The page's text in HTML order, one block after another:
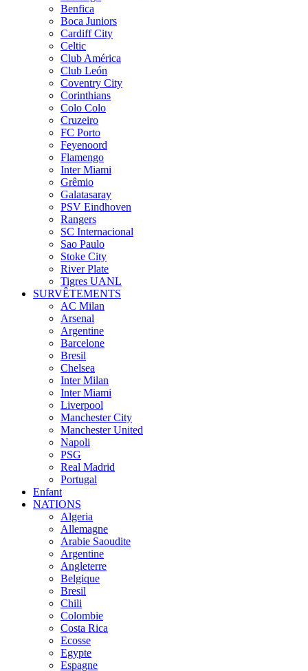
Benfica
Boca Juniors
Cardiff City
Celtic
Club América
Club León
Coventry City
Corinthians
Colo Colo
Cruzeiro
FC Porto
Feyenoord
Flamengo
Inter Miami
Grêmio
Galatasaray
PSV Eindhoven
Rangers
SC Internacional
Sao Paulo
Stoke City
River Plate
Tigres UANL
SURVÊTEMENTS
AC Milan
Arsenal
Argentine
Barcelone
Bresil
Chelsea
Inter Milan
Inter Miami
Liverpool
Manchester City
Manchester United
Napoli
PSG
Real Madrid
Portugal
Enfant
NATIONS
Algeria
Allemagne
Arabie Saoudite
Argentine
Angleterre
Belgique
Bresil
Chili
Colombie
Costa Rica
Ecosse
Egypte
Espagne